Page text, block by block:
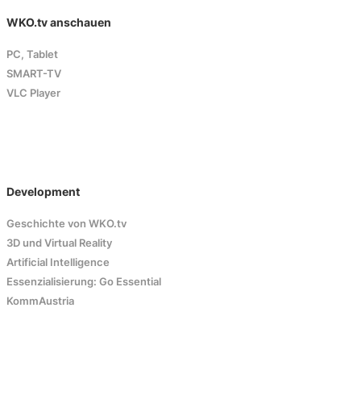
WKO.tv anschauen
PC, Tablet
SMART-TV
VLC Player
Development
Geschichte von WKO.tv
3D und Virtual Reality
Artificial Intelligence
Essenzialisierung: Go Essential
KommAustria